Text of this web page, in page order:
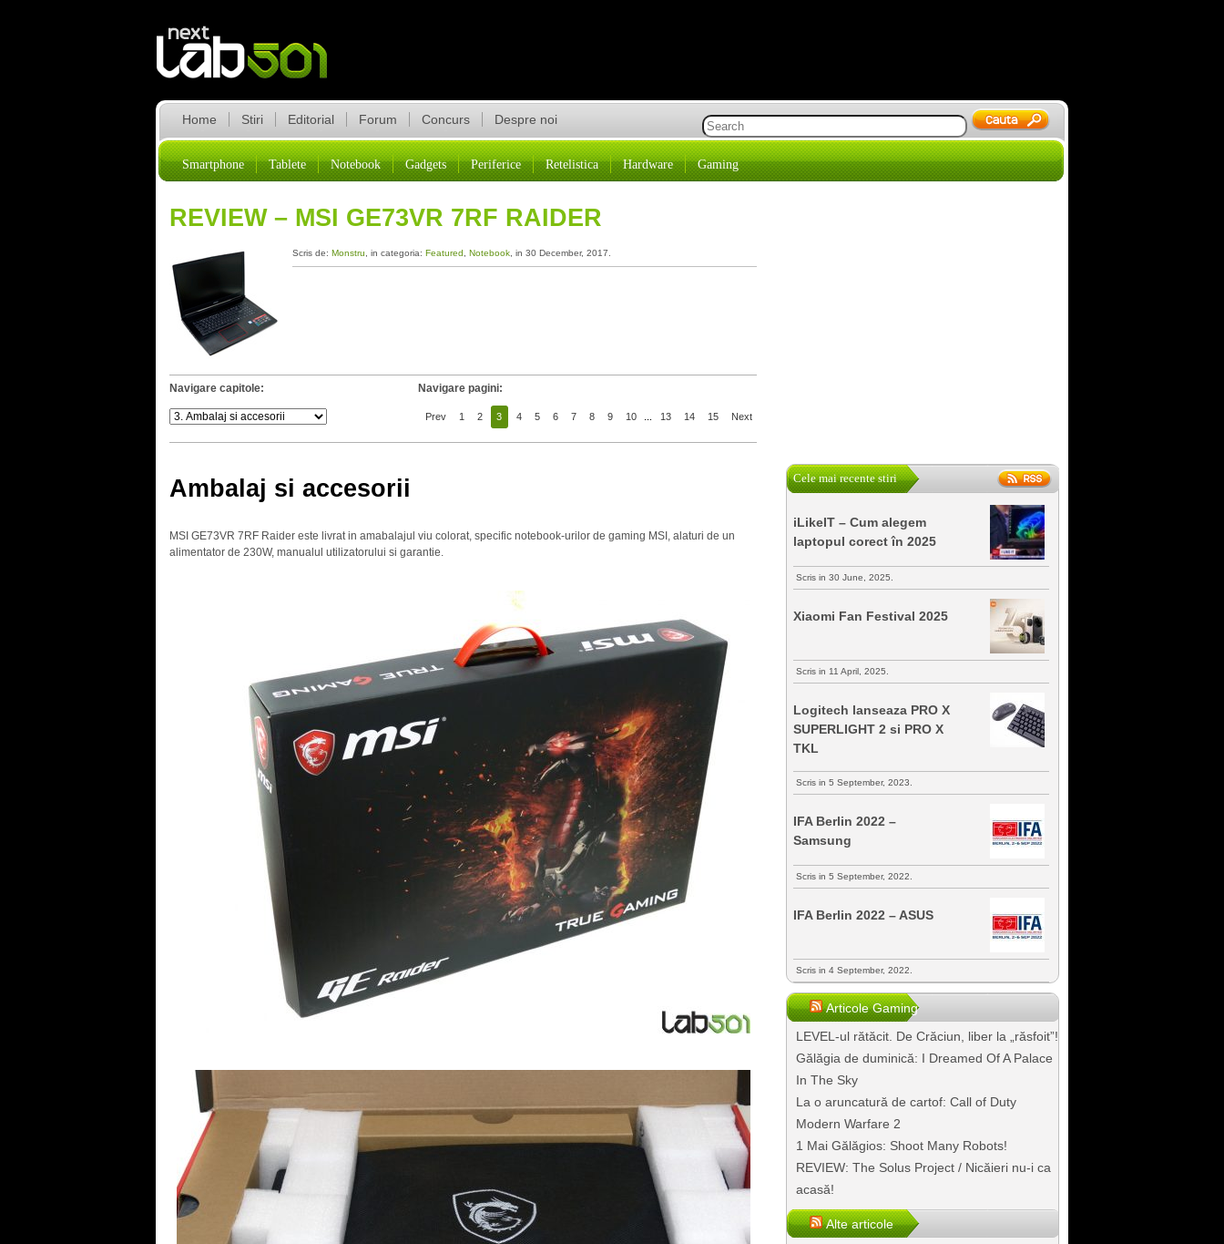
Home Stiri Editorial Forum Concurs Despre noi
Smartphone Tablete Notebook Gadgets Periferice Retelistica Hardware Gaming
REVIEW – MSI GE73VR 7RF RAIDER
Scris de: Monstru , in categoria: Featured Notebook , in 30 December, 2017.
Navigare capitole: Navigare pagini:
Prev 1 2 3 4 5 6 7 8 9 10 13 14 15 Next
Ambalaj si accesorii
MSI GE73VR 7RF Raider este livrat in amabalajul viu colorat, specific notebook-urilor de gaming MSI, alaturi de un
alimentator de 230W, manualul utilizatorului si garantie.
Cele mai recente stiri
iLikeIT – Cum alegem
laptopul corect în 2025
Scris in 30 June, 2025.
Xiaomi Fan Festival 2025
Scris in 11 April, 2025.
Logitech lanseaza PRO X
SUPERLIGHT 2 si PRO X
TKL
Scris in 5 September, 2023.
IFA Berlin 2022 –
Samsung
Scris in 5 September, 2022.
IFA Berlin 2022 – ASUS
Scris in 4 September, 2022.
Articole Gaming
LEVEL-ul rătăcit. De Crăciun, liber la „răsfoit”!
Gălăgia de duminică: I Dreamed Of A Palace
In The Sky
La o aruncatură de cartof: Call of Duty
Modern Warfare 2
1 Mai Gălăgios: Shoot Many Robots!
REVIEW: The Solus Project / Nicăieri nu-i ca
acasă!
Alte articole